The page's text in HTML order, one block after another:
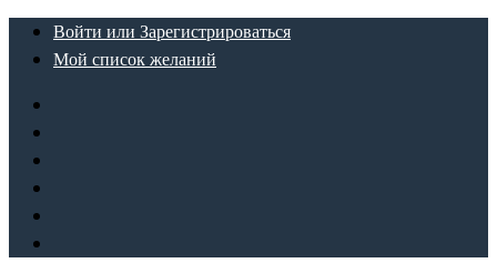
ПерейтиВойти или Зарегистрироваться
Мой список желаний